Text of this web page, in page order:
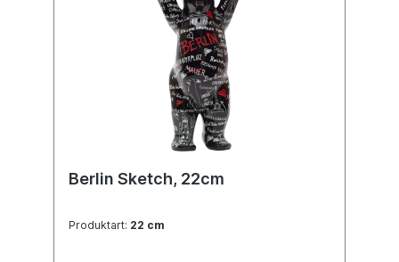
Berlin Sketch, 22cm
Produktart: 22 cm